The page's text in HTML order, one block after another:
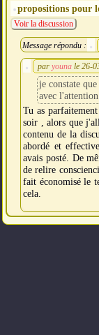
propositions pour
Voir la discussion
Message répondu :
par youna le 26-
je constate
avec l'attention
Tu as
soir , alors que
contenu de la
abordé et
avais posté. De
de relire
fait économisé le
cela.